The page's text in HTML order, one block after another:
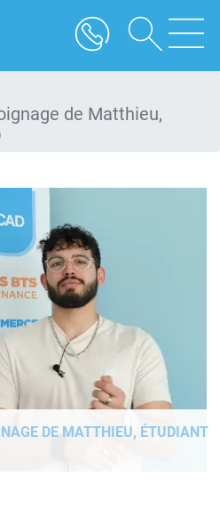
de Matthieu,
DE MATTHIEU, ÉTUDIANT